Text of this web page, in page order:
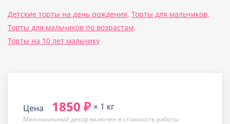
Детские торты на день рождения, Торты для мальчиков,
Торты для мальчиков по возрастам,
Торты на 10 лет мальчику
Цена 1850 ₽ × 1 кг
Минимальный декор включен в стоимость работы